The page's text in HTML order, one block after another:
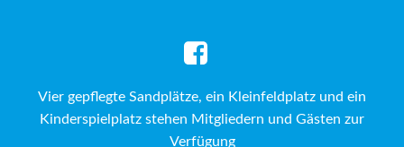
Vier gepflegte Sandplätze, ein Kleinfeldplatz und ein
Kinderspielplatz stehen Mitgliedern und Gästen zur
Verfügung